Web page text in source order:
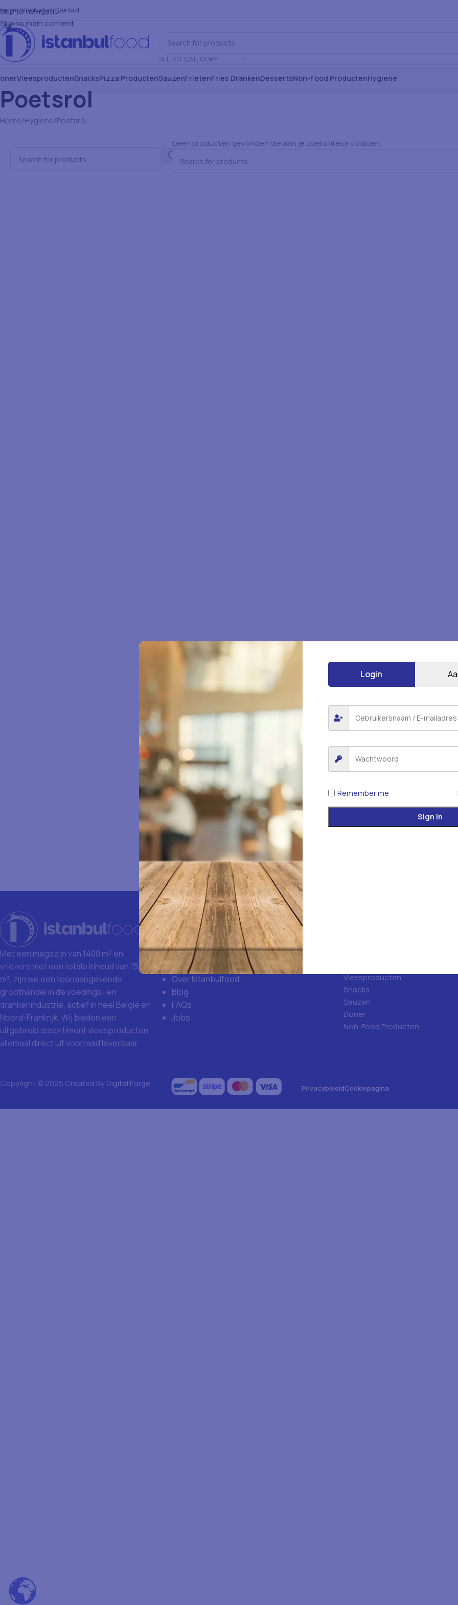
Skip to navigation
Skip to main content
Istanbulfood?Contact
SELECT CATEGORY
VleesproductenSnacksPizza ProductenSauzenFrietenFries DrankenDessertsNon-Food ProductenHygiene
Poetsrol
Home Hygiene Poetsrol
Geen producten gevonden die aan je zoekcriteria voldoen.
Met een magazijn van 1400 m² en
vriezers met een totale inhoud van 1500
m³, zijn we een toonaangevende
groothandel in de voedings- en
drankenindustrie, actief in heel België en
Noord-Frankrijk. Wij bieden een
uitgebreid assortiment vleesproducten,
allemaal direct uit voorraad leverbaar.
Istanbulfood
Waarom Istanbulfood?
Grote aankoop
Missie en visie
Over Istanbulfood
Blog
FAQs
Jobs
Vleesproducten
Snacks
Sauzen
Doner
Non-Food Producten
Copyright © 2025 Created ByDigital Forge PrivacybeleidCookiepagina
Login
Remember me
Sign in